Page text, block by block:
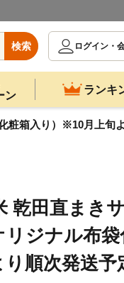
検索
ログイン・
ン
ランキ
粧箱入り）※10月上旬
乾田直まき
リジナル布
順次発送予